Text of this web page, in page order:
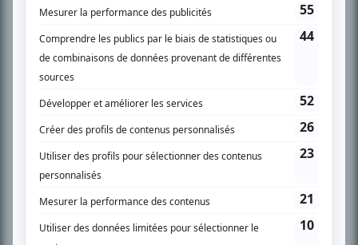
PLAN DU SITE
Accueil
Liste des oeuvres
Recherche avancée
À propos
Nous contacter
Termes et conditions
Politique de confidentialité
Gestion du consentement